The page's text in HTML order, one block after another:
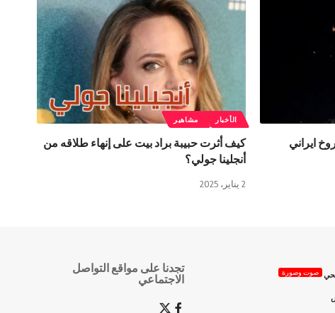
ايراني
الأخبار مشاهير
كيف أثرت حبيبة براد بيت على إنهاء طلاقه من
أنجلينا جولي؟
2 يناير، 2025
صوت وصورة
تجدنا على مواقع التواصل
الاجتماعي